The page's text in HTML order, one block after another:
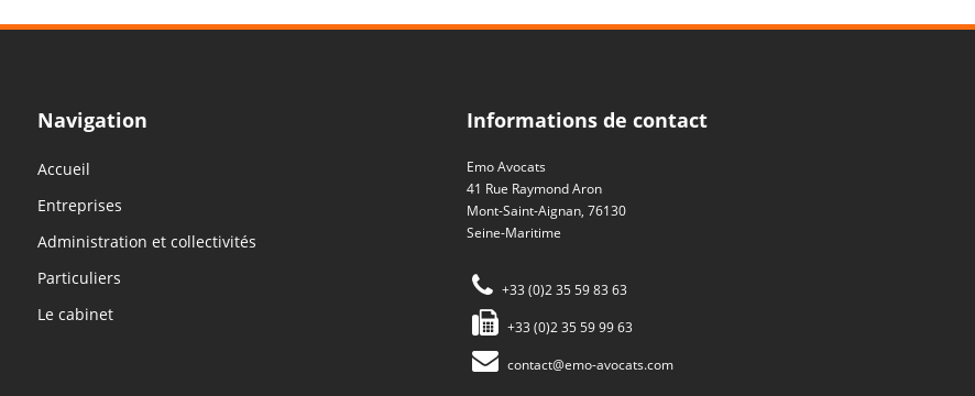
Navigation
Accueil
Entreprises
Administration et collectivités
Particuliers
Le cabinet
Informations de contact
Emo Avocats
41 Rue Raymond Aron
Mont-Saint-Aignan, 76130
Seine-Maritime
+33 (0)2 35 59 83 63
+33 (0)2 35 59 99 63
contact@emo-avocats.com